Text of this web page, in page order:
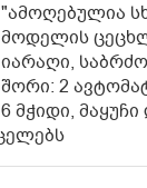
"ამოღებულია
მოდელის
იარაღი,
შორი: 2
6 მჭიდი, მაყუჩი